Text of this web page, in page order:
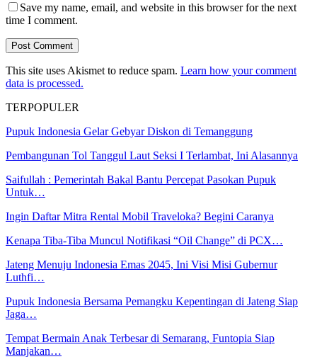
Save my name, email, and website in this browser for the next
time I comment.
This site uses Akismet to reduce spam. Learn how your comment
data is processed.
TERPOPULER
Pupuk Indonesia Gelar Gebyar Diskon di Temanggung
Pembangunan Tol Tanggul Laut Seksi I Terlambat, Ini Alasannya
Saifullah : Pemerintah Bakal Bantu Percepat Pasokan Pupuk
Untuk…
Ingin Daftar Mitra Rental Mobil Traveloka? Begini Caranya
Kenapa Tiba-Tiba Muncul Notifikasi “Oil Change” di PCX…
Jateng Menuju Indonesia Emas 2045, Ini Visi Misi Gubernur
Luthfi…
Pupuk Indonesia Bersama Pemangku Kepentingan di Jateng Siap
Jaga…
Tempat Bermain Anak Terbesar di Semarang, Funtopia Siap
Manjakan…